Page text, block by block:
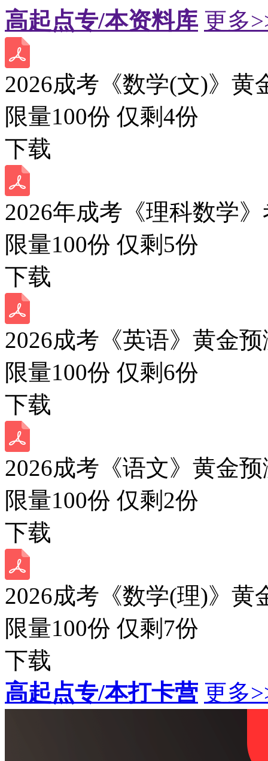
高起点专/本资料库 更多
2026成考《数学(文)》黄
限量100份 仅剩4份
下载
2026年成考《理科数学
限量100份 仅剩 5份
下载
2026成考《英语》黄金
限量100份 仅剩 6份
下载
2026成考《语文》黄金
限量100份 仅剩 2份
下载
2026成考《数学(理)》黄
限量100份 仅剩 7份
下载
高起点专/本打卡营 更多